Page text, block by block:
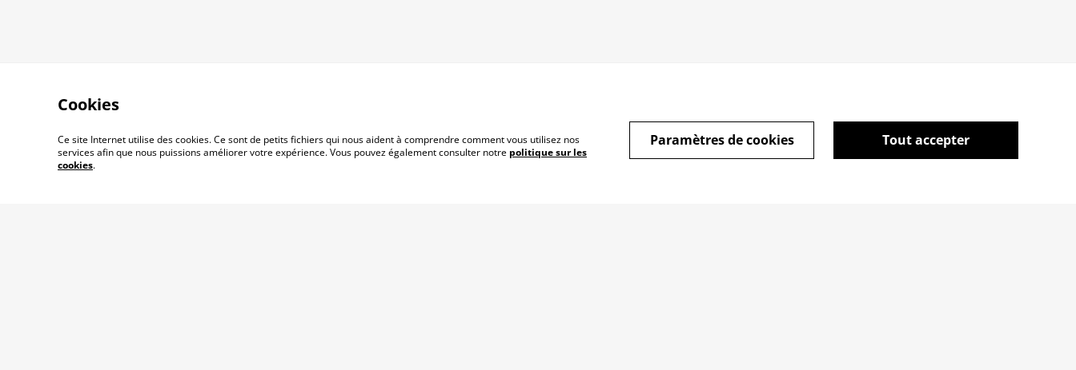
Cookies
Ce site Internet utilise des cookies. Ce sont de petits fichiers qui nous aident à comprendre comment vous utilisez nos
services afin que nous puissions améliorer votre expérience. Vous pouvez également consulter notre politique sur les
cookies.
Tout accepter
Paramètres de cookies